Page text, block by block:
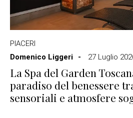
PIACERI
Domenico Liggeri
27 Luglio
La Spa del Garden
paradiso del benessere
sensoriali e atmosfere